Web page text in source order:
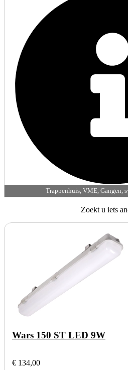
Trappenhuis, VME, Gangen,
Zoekt u iets
Wars 150 ST LED 9W
€ 134,00